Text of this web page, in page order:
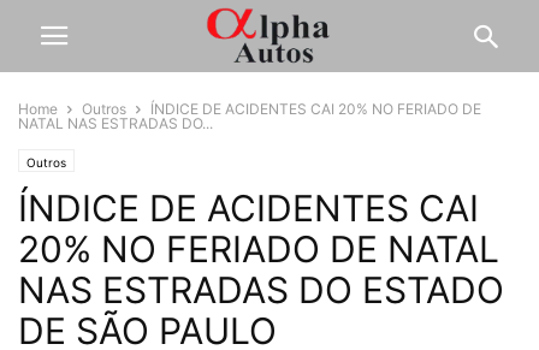
Home Outros
ÍNDICE DE ACIDENTES CAI 20% NO FERIADO DE
NATAL NAS ESTRADAS DO...
Outros
ÍNDICE DE ACIDENTES CAI
20% NO FERIADO DE NATAL
NAS ESTRADAS DO ESTADO
DE SÃO PAULO